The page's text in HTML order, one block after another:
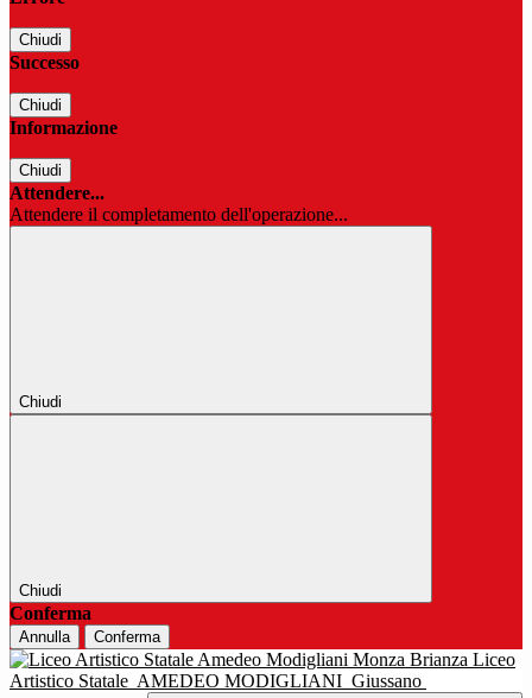
Chiudi
Successo
Chiudi
Informazione
Chiudi
Attendere...
Attendere il completamento dell'operazione...
Chiudi
Chiudi
Conferma
Annulla Conferma
Liceo
Artistico Statale AMEDEO MODIGLIANI Giussano